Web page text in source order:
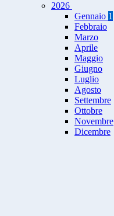
2026
Gennaio 1
Febbraio
Marzo
Aprile
Maggio
Giugno
Luglio
Agosto
Settembre
Ottobre
Novembre
Dicembre